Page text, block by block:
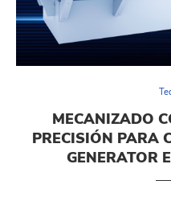
MECANIZADO
PRECISIÓN PARA
GENERATOR